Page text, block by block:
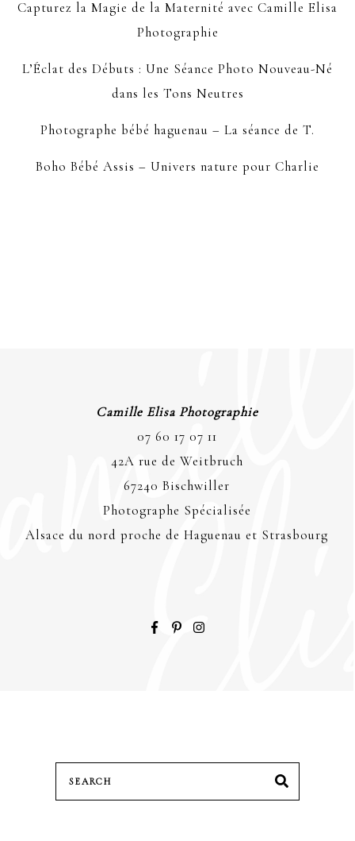
Capturez la Magie de la Maternité avec Camille Elisa
Photographie
L’Éclat des Débuts : Une Séance Photo Nouveau-Né
dans les Tons Neutres
Photographe bébé haguenau – La séance de T.
Boho Bébé Assis – Univers nature pour Charlie
Camille Elisa Photographie
07 60 17 07 11
42A rue de Weitbruch
67240 Bischwiller
Photographe Spécialisée
Alsace du nord proche de Haguenau et Strasbourg
Search
for:
SEARCH